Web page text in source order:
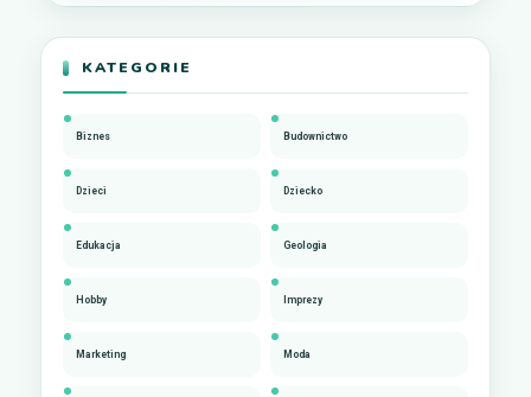
KATEGORIE
Biznes Budownictwo
Dzieci Dziecko
Edukacja Geologia
Hobby Imprezy
Marketing Moda